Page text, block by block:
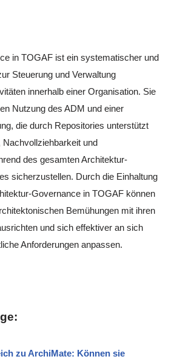
in TOGAF ist ein systematischer und
Steuerung und Verwaltung
innerhalb einer Organisation. Sie
Nutzung des ADM und einer
die durch Repositories unterstützt
und
des gesamten Architektur-
sicherzustellen. Durch die Einhaltung
Governance in TOGAF können
Bemühungen mit ihren
und sich effektiver an sich
Anforderungen anpassen.
zu ArchiMate: Können sie